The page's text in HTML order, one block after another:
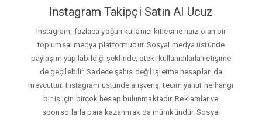
Instagram Takipçi Satın Al Ucuz
Instagram, fazlaca yoğun kullanıcı kitlesine haiz olan bir
toplumsal medya platformudur. Sosyal medya üstünde
paylaşım yapılabildiği şeklinde, öteki kullanıcılarla iletişime
de geçilebilir. Sadece şahıs değil işletme hesapları da
mevcuttur. Instagram üstünde alışveriş, tecim yahut herhangi
bir iş için birçok hesap bulunmaktadır. Reklamlar ve
sponsorlarla para kazanmak da mümkündür. Sosyal